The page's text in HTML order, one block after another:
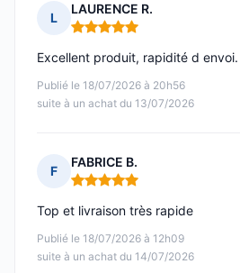
L
LAURENCE R.
Note : 5 sur 5
Publié le 18/07/2026 à 20h56
suite à un achat du 13/07/2026
Excellent produit, rapidité d envoi.
F
FABRICE B.
Note : 5 sur 5
Publié le 18/07/2026 à 12h09
suite à un achat du 14/07/2026
Top et livraison très rapide